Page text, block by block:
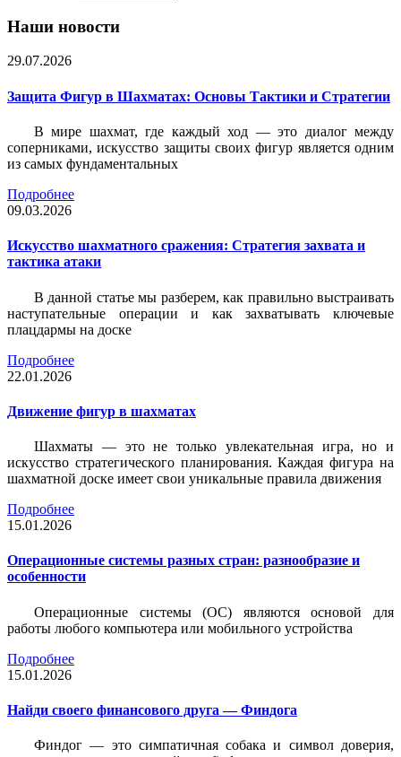
Наши новости
29.07.2026
Защита Фигур в Шахматах: Основы Тактики и Стратегии
В мире шахмат, где каждый ход — это диалог между
соперниками, искусство защиты своих фигур является одним
из самых фундаментальных
Подробнее
09.03.2026
Искусство шахматного сражения: Стратегия захвата и
тактика атаки
В данной статье мы разберем, как правильно выстраивать
наступательные операции и как захватывать ключевые
плацдармы на доске
Подробнее
22.01.2026
Движение фигур в шахматах
Шахматы — это не только увлекательная игра, но и
искусство стратегического планирования. Каждая фигура на
шахматной доске имеет свои уникальные правила движения
Подробнее
15.01.2026
Операционные системы разных стран: разнообразие и
особенности
Операционные системы (ОС) являются основой для
работы любого компьютера или мобильного устройства
Подробнее
15.01.2026
Найди своего финансового друга — Финдога
Финдог — это симпатичная собака и символ доверия,